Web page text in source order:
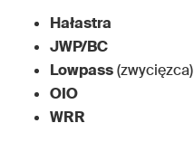
Hałastra
JWP/BC
Lowpass(zwycięzca)
OIO
WRR